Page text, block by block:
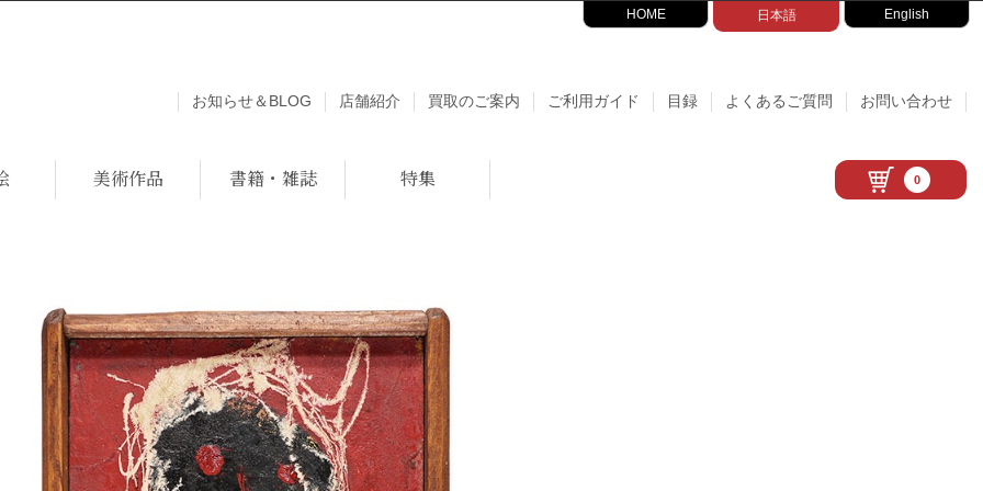
HOME 日本語 English
お知らせ＆BLOG 店舗紹介 買取のご案内 ご利用ガイド 目録 よくあるご質問 お問い合わせ
美術作品 書籍・雑誌 特集 0